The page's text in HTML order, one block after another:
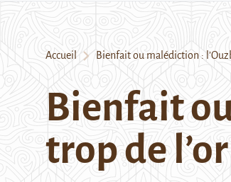
Accueil Bienfait ou malédiction :
Bienfait
trop de l’or